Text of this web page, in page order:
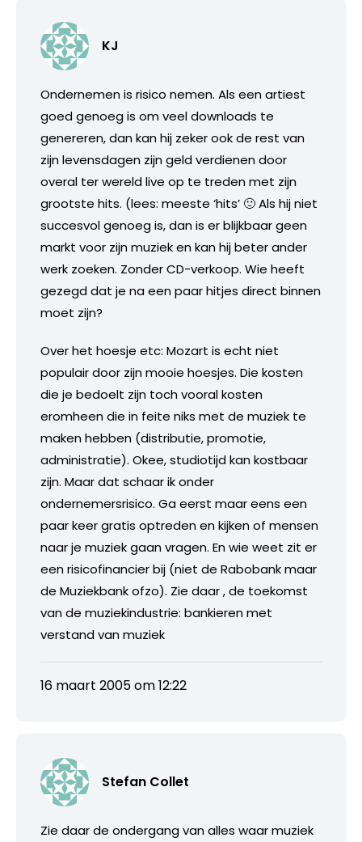
KJ
Ondernemen is risico nemen. Als een artiest
goed genoeg is om veel downloads te
genereren, dan kan hij zeker ook de rest van
zijn levensdagen zijn geld verdienen door
overal ter wereld live op te treden met zijn
grootste hits. (lees: meeste ‘hits’ 🙂 Als hij niet
succesvol genoeg is, dan is er blijkbaar geen
markt voor zijn muziek en kan hij beter ander
werk zoeken. Zonder CD-verkoop. Wie heeft
gezegd dat je na een paar hitjes direct binnen
moet zijn?
Over het hoesje etc: Mozart is echt niet
populair door zijn mooie hoesjes. Die kosten
die je bedoelt zijn toch vooral kosten
eromheen die in feite niks met de muziek te
maken hebben (distributie, promotie,
administratie). Okee, studiotijd kan kostbaar
zijn. Maar dat schaar ik onder
ondernemersrisico. Ga eerst maar eens een
paar keer gratis optreden en kijken of mensen
naar je muziek gaan vragen. En wie weet zit er
een risicofinancier bij (niet de Rabobank maar
de Muziekbank ofzo). Zie daar , de toekomst
van de muziekindustrie: bankieren met
verstand van muziek
16 maart 2005 om 12:22
Stefan Collet
Zie daar de ondergang van alles waar muziek